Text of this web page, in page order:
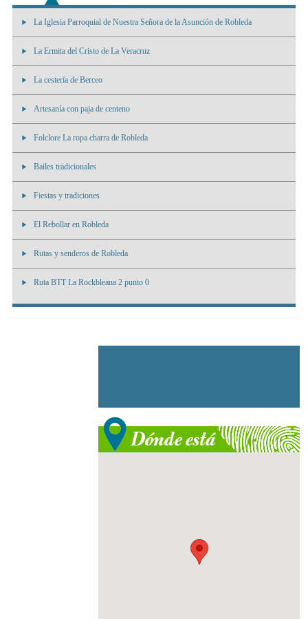
La Iglesia Parroquial de Nuestra Señora de la Asunción de Robleda
La Ermita del Cristo de La Veracruz
La cestería de Berceo
Artesanía con paja de centeno
Folclore La ropa charra de Robleda
Bailes tradicionales
Fiestas y tradiciones
El Rebollar en Robleda
Rutas y senderos de Robleda
Ruta BTT La Rockbleana 2 punto 0